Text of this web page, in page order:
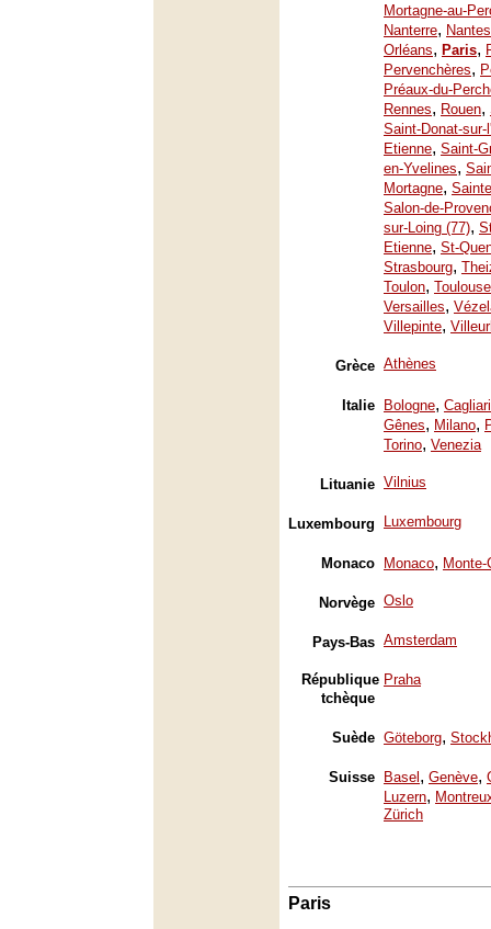
Mortagne-au-
Nanterre, Nantes
Orléans, Paris,
Pervenchères,
Préaux-du-
Rennes, Rouen,
Saint-Donat-sur-
Etienne, Saint-
en-Yvelines,
Mortagne,
Salon-de-
sur-Loing (77),
Etienne, St-
Strasbourg,
Toulon, Toulouse
Versailles,
Villepinte,
Grèce Athènes
Italie Bologne, Cagliari
Gênes, Milano,
Torino, Venezia
Lituanie Vilnius
Luxembourg Luxembourg
Monaco Monaco, Monte-
Norvège Oslo
Pays-Bas Amsterdam
République
tchèque
Praha
Suède Göteborg,
Suisse Basel , Genève,
Luzern,
Zürich
Paris